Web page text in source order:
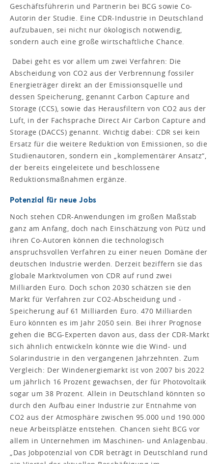
Geschäftsführerin und Partnerin bei BCG sowie Co-
Autorin der Studie. Eine CDR-Industrie in Deutschland
aufzubauen, sei nicht nur ökologisch notwendig,
sondern auch eine große wirtschaftliche Chance.
Dabei geht es vor allem um zwei Verfahren: Die
Abscheidung von CO2 aus der Verbrennung fossiler
Energieträger direkt an der Emissionsquelle und
dessen Speicherung, genannt Carbon Capture and
Storage (CCS), sowie das Herausfiltern von CO2 aus der
Luft, in der Fachsprache Direct Air Carbon Capture and
Storage (DACCS) genannt. Wichtig dabei: CDR sei kein
Ersatz für die weitere Reduktion von Emissionen, so die
Studienautoren, sondern ein „komplementärer Ansatz“,
der bereits eingeleitete und beschlossene
Reduktionsmaßnahmen ergänze.
Potenzial für neue Jobs
Noch stehen CDR-Anwendungen im großen Maßstab
ganz am Anfang, doch nach Einschätzung von Pütz und
ihren Co-Autoren können die technologisch
anspruchsvollen Verfahren zu einer neuen Domäne der
deutschen Industrie werden. Derzeit beziffern sie das
globale Marktvolumen von CDR auf rund zwei
Milliarden Euro. Doch schon 2030 schätzen sie den
Markt für Verfahren zur CO2-Abscheidung und -
Speicherung auf 61 Milliarden Euro. 470 Milliarden
Euro könnten es im Jahr 2050 sein. Bei ihrer Prognose
gehen die BCG-Experten davon aus, dass der CDR-Markt
sich ähnlich entwickeln könnte wie die Wind- und
Solarindustrie in den vergangenen Jahrzehnten. Zum
Vergleich: Der Windenergiemarkt ist von 2007 bis 2022
um jährlich 16 Prozent gewachsen, der für Photovoltaik
sogar um 38 Prozent. Allein in Deutschland könnten so
durch den Aufbau einer Industrie zur Entnahme von
CO2 aus der Atmosphäre zwischen 95.000 und 190.000
neue Arbeitsplätze entstehen. Chancen sieht BCG vor
allem in Unternehmen im Maschinen- und Anlagenbau.
„Das Jobpotenzial von CDR beträgt in Deutschland rund